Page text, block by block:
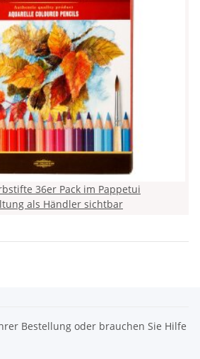
36er Pack im Pappetui
als Händler sichtbar
Bestellung oder brauchen Sie Hilfe